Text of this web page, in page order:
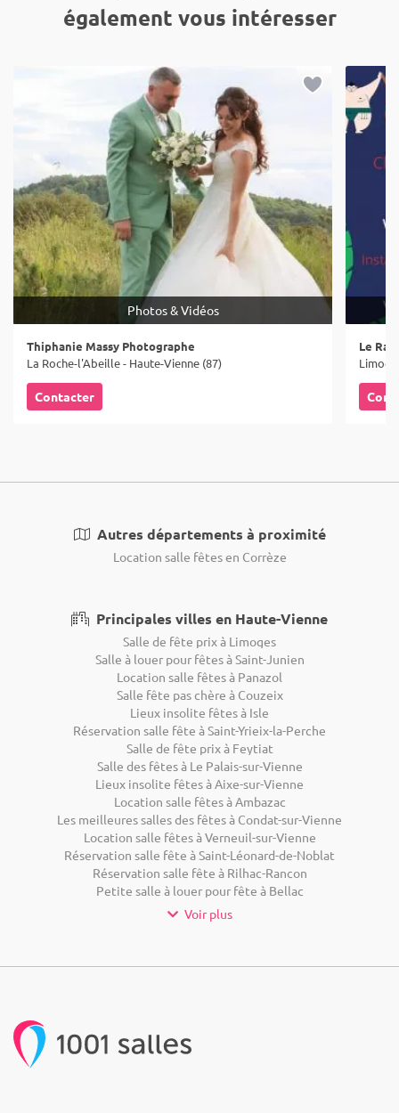
également vous intéresser
Photos & Vidéos
Thiphanie Massy Photographe
La Roche-l'Abeille - Haute-Vienne (87)
Contacter
Le
Autres départements à proximité
Location salle fêtes en Corrèze
Principales villes en Haute-Vienne
Salle de fête prix à Limoges
Salle à louer pour fêtes à Saint-Junien
Location salle fêtes à Panazol
Salle fête pas chère à Couzeix
Lieux insolite fêtes à Isle
Réservation salle fête à Saint-Yrieix-la-Perche
Salle de fête prix à Feytiat
Salle des fêtes à Le Palais-sur-Vienne
Lieux insolite fêtes à Aixe-sur-Vienne
Location salle fêtes à Ambazac
Les meilleures salles des fêtes à Condat-sur-Vienne
Location salle fêtes à Verneuil-sur-Vienne
Réservation salle fête à Saint-Léonard-de-Noblat
Réservation salle fête à Rilhac-Rancon
Petite salle à louer pour fête à Bellac
Voir plus